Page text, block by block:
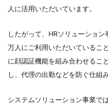
人に活用いただいています。
したがって、HRソリューショ
万人にご利用いただいているこ
に顔認証機能を組み合わせるこ
し、代理の出勤などを防ぐ仕組
システムソリューション事業で